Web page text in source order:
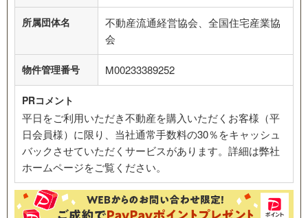
所属団体名
不動産流通経営協会、全国住宅産業協
会
物件管理番号 M00233389252
PRコメント
平日をご利用いただき不動産を購入いただくお客様（平
日会員様）に限り、当社通常手数料の30％をキャッシュ
バックさせていただくサービスがあります。詳細は弊社
ホームページをご覧ください。